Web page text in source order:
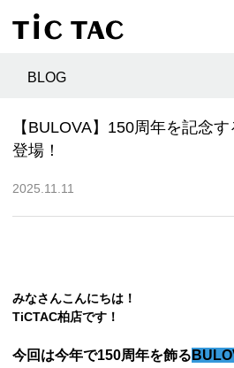
BLOG
【BULOVA】150周年を記念
登場！
2025.11.11
みなさんこんにちは！
TiCTAC柏店です！
今回は今年で150周年を飾る